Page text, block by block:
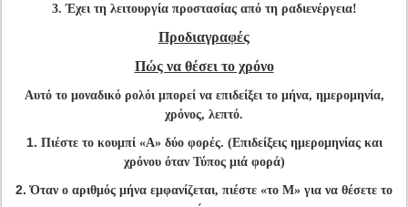
3. Έχει τη λειτουργία προστασίας από τη ραδιενέργεια!
Προδιαγραφές
Πώς να θέσει το χρόνο
Αυτό το μοναδικό ρολόι μπορεί να επιδείξει το μήνα, ημερομηνία,
χρόνος, λεπτό.
1. Πιέστε το κουμπί «Α» δύο φορές. (Επιδείξεις ημερομηνίας και
χρόνου όταν Τύπος μιά φορά)
2.Όταν ο αριθμός μήνα εμφανίζεται, πιέστε «το Μ» για να θέσετε το